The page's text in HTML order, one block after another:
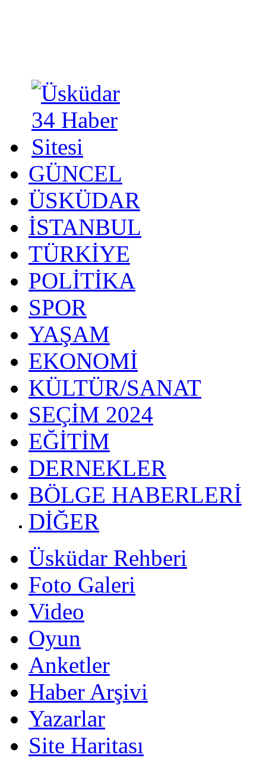
GÜNCEL
ÜSKÜDAR
İSTANBUL
TÜRKİYE
POLİTİKA
SPOR
YAŞAM
EKONOMİ
KÜLTÜR/SANAT
SEÇİM 2024
EĞİTİM
DERNEKLER
BÖLGE HABERLERİ
DİĞER
Üsküdar Rehberi
Foto Galeri
Video
Oyun
Anketler
Haber Arşivi
Yazarlar
Site Haritası